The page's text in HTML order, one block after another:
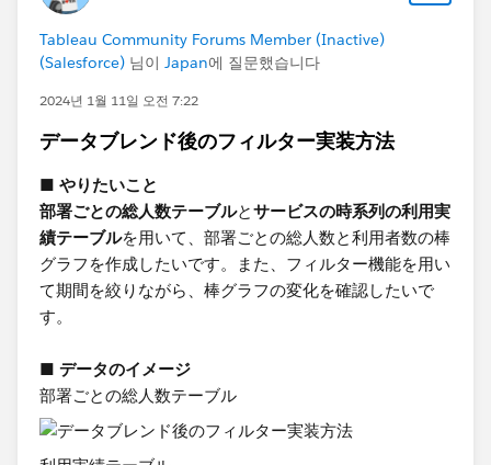
Tableau Community Forums Member (Inactive)
(Salesforce) 님이 Japan에 질문했습니다
2024년 1월 11일 오전 7:22
データブレンド後のフィルター実装方法
■ やりたいこと
部署ごとの総人数テーブルとサービスの時系列の利用実
績テーブルを用いて、部署ごとの総人数と利用者数の棒
グラフを作成したいです。また、フィルター機能を用い
て期間を絞りながら、棒グラフの変化を確認したいで
す。
■ データのイメージ
部署ごとの総人数テーブル